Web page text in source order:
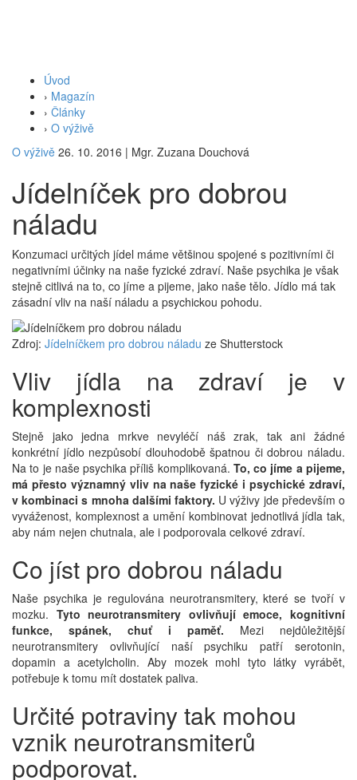
Úvod
› Magazín
› Články
› O výživě
O výživě 26. 10. 2016 | Mgr. Zuzana Douchová
Jídelníček pro dobrou
náladu
Konzumaci určitých jídel máme většinou spojené s pozitivními či
negativními účinky na naše fyzické zdraví. Naše psychika je však
stejně citlivá na to, co jíme a pijeme, jako naše tělo. Jídlo má tak
zásadní vliv na naší náladu a psychickou pohodu.
Zdroj: Jídelníčkem pro dobrou náladu ze Shutterstock
Vliv jídla na zdraví je v
komplexnosti
Stejně jako jedna mrkve nevyléčí náš zrak, tak ani žádné
konkrétní jídlo nezpůsobí dlouhodobě špatnou či dobrou náladu.
Na to je naše psychika příliš komplikovaná. To, co jíme a pijeme,
má přesto významný vliv na naše fyzické i psychické zdraví,
v kombinaci s mnoha dalšími faktory. U výživy jde především o
vyváženost, komplexnost a umění kombinovat jednotlivá jídla tak,
aby nám nejen chutnala, ale i podporovala celkové zdraví.
Co jíst pro dobrou náladu
Naše psychika je regulována neurotransmitery, které se tvoří v
mozku. Tyto neurotransmitery ovlivňují emoce, kognitivní
funkce, spánek, chuť i paměť. Mezi nejdůležitější
neurotransmitery ovlivňující naší psychiku patří serotonin,
dopamin a acetylcholin. Aby mozek mohl tyto látky vyrábět,
potřebuje k tomu mít dostatek paliva.
Určité potraviny tak mohou
vznik neurotransmiterů
podporovat.